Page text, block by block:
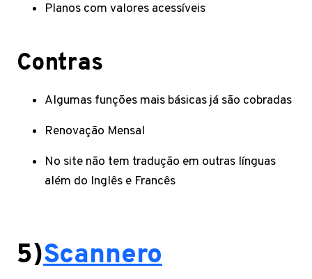
Planos com valores acessíveis
Contras
Algumas funções mais básicas já são cobradas
Renovação Mensal
No site não tem tradução em outras línguas
além do Inglês e Francês
5)Scannero